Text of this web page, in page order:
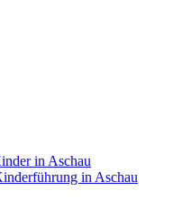
in Aschau
in Aschau